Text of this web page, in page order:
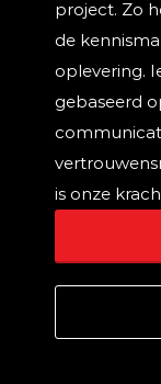
project. Zo
de
oplevering.
gebaseerd
is onze